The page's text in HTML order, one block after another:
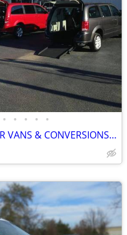
• • • • •
FACTORY DIRECT WHEELCHAIR VANS & CONVERSIONS! PAY WHAT THE DEALERS PAY